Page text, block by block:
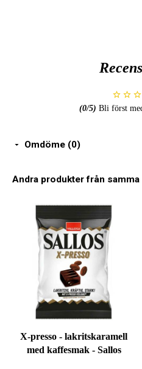
(0/5) Bli först
Omdöme (0)
Andra produkter från samma
X-presso - lakritskaramell
med kaffesmak - Sallos